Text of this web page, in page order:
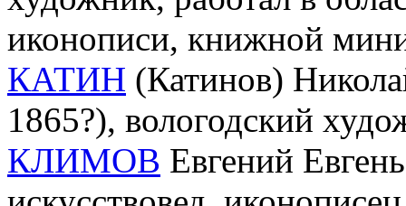
иконописи, книжной
КАТИН (Катинов)
1865?), вологодский
КЛИМОВ Евгений